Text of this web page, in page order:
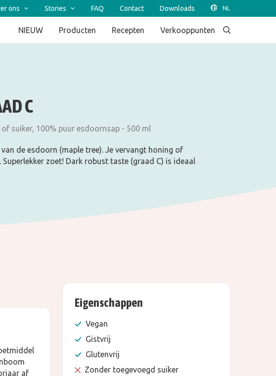
ons Stories FAQ Contact Downloads
NIEUW Producten Recepten Verkooppunten
C
suiker, 100% puur esdoornsap - 500 ml
de esdoorn (maple tree). Je vervangt honing of
zoet! Dark robust taste (graad C) is ideaal
af
Eigenschappen
Vegan
Gistvrij
Glutenvrij
Zonder toegevoegd suiker